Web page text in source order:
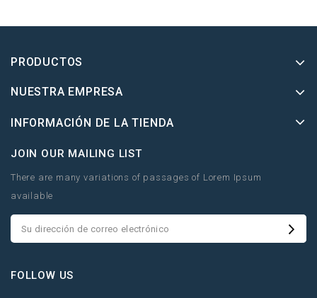
PRODUCTOS
NUESTRA EMPRESA
INFORMACIÓN DE LA TIENDA
JOIN OUR MAILING LIST
There are many variations of passages of Lorem Ipsum
available
FOLLOW US